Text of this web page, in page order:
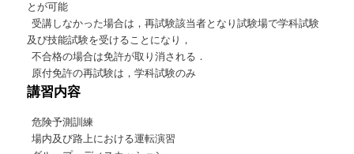
とが可能
受講しなかった場合は，再試験該当者となり試験場で学科試験
及び技能試験を受けることになり，
不合格の場合は免許が取り消される．
原付免許の再試験は，学科試験のみ
講習内容
危険予測訓練
場内及び路上における運転演習